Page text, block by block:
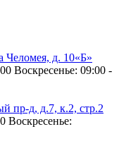
Челомея, д. 10«Б»
Воскресенье: 09:00 -
пр-д, д.7, к.2, стр.2
Воскресенье: